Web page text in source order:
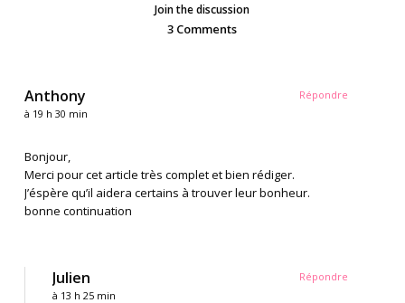
Join the discussion
3 Comments
Anthony
à 19 h 30 min
Bonjour,
Merci pour cet article très complet et bien rédiger.
J’éspère qu’il aidera certains à trouver leur bonheur.
bonne continuation
Répondre
Julien
à 13 h 25 min
Répondre